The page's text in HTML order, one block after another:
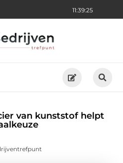
11:39:26
van kunststof helpt